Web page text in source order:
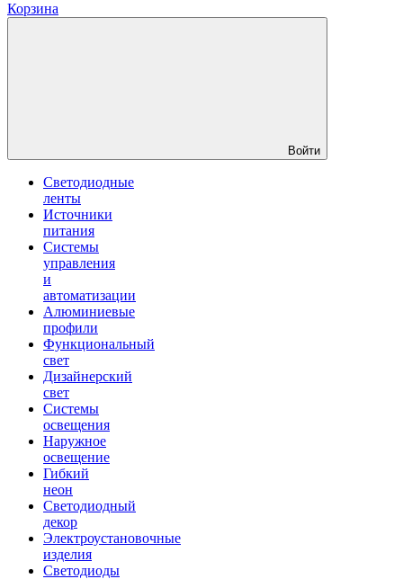
Корзина
Войти
Светодиодные
ленты
Источники
питания
Системы
управления
и
автоматизации
Алюминиевые
профили
Функциональный
свет
Дизайнерский
свет
Системы
освещения
Наружное
освещение
Гибкий
неон
Светодиодный
декор
Электроустановочные
изделия
Светодиоды